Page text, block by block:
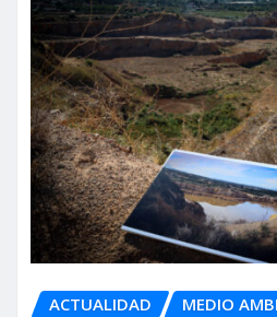
ACTUALIDAD MEDIO